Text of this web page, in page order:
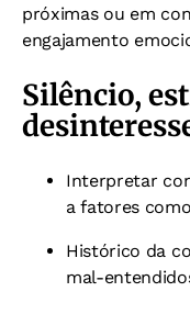
próximas ou em
engajamento
Silêncio,
Interpretar
a fatores
Histórico da
mal-